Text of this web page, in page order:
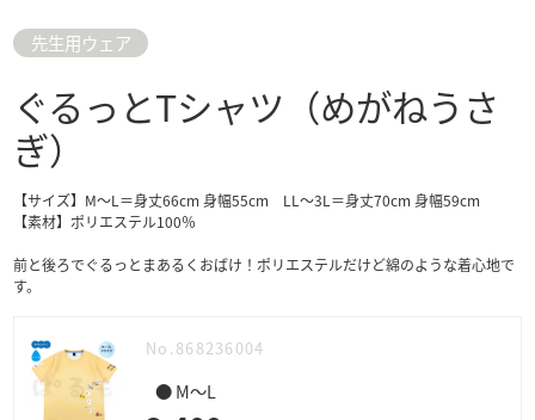
先生用ウェア
ぐるっとTシャツ（めがねうさ
ぎ）
【サイズ】M～L＝身丈66cm 身幅55cm LL～3L＝身丈70cm 身幅59cm
【素材】ポリエステル100％
前と後ろでぐるっとまあるくおばけ！ポリエステルだけど綿のような着心地で
す。
No.868236004
● M～L